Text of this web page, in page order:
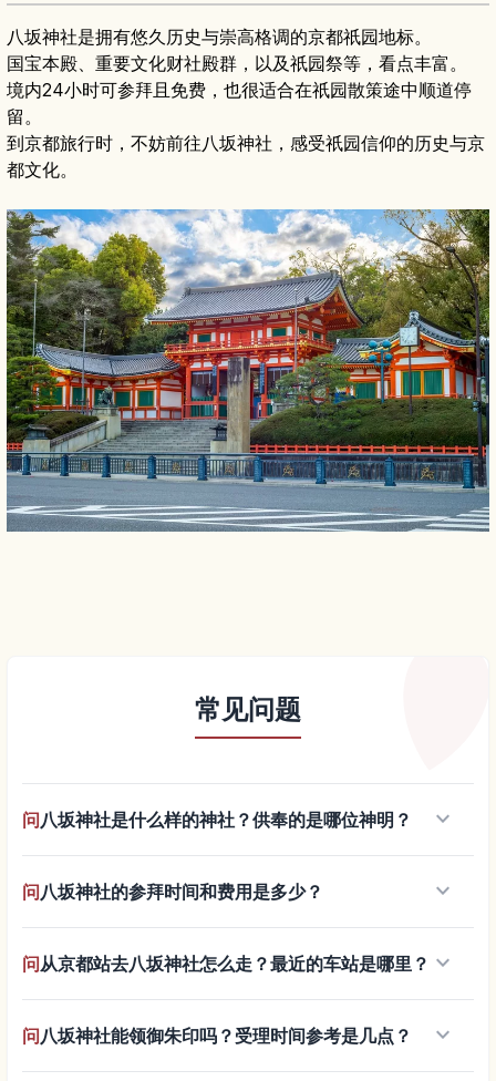
八坂神社是拥有悠久历史与崇高格调的京都祇园地标。
国宝本殿、重要文化财社殿群，以及祇园祭等，看点丰富。
境内24小时可参拜且免费，也很适合在祇园散策途中顺道停
留。
到京都旅行时，不妨前往八坂神社，感受祇园信仰的历史与京
都文化。
常见问题
问八坂神社是什么样的神社？供奉的是哪位神明？ keyboard_arrow_down
问八坂神社的参拜时间和费用是多少？ keyboard_arrow_down
问从京都站去八坂神社怎么走？最近的车站是哪里？ keyboard_arrow_down
问八坂神社能领御朱印吗？受理时间参考是几点？ keyboard_arrow_down